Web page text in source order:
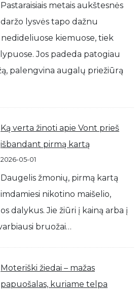
Pastaraisiais metais aukštesnės
daržo lysvės tapo dažnu
kiemuose, tiek
Jos padeda patogiau
palengvina augalų priežiūrą
Ką verta žinoti apie Vont prieš
išbandant pirmą kartą
2026-05-01
Daugelis žmonių, pirmą kartą
imdamiesi nikotino maišelio,
dalykus. Jie žiūri į kainą arba į
bruožai…
Moteriški žiedai – mažas
papuošalas, kuriame telpa